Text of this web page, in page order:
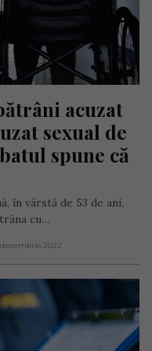
acuzat
sexual de
spune că
în vârstă de 53 de ani,
cu…
decembrie 2022